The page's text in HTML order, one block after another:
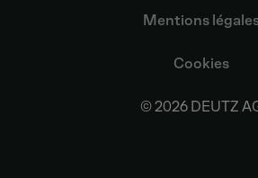
© 2026 DEUTZ
Mentions
Cookies